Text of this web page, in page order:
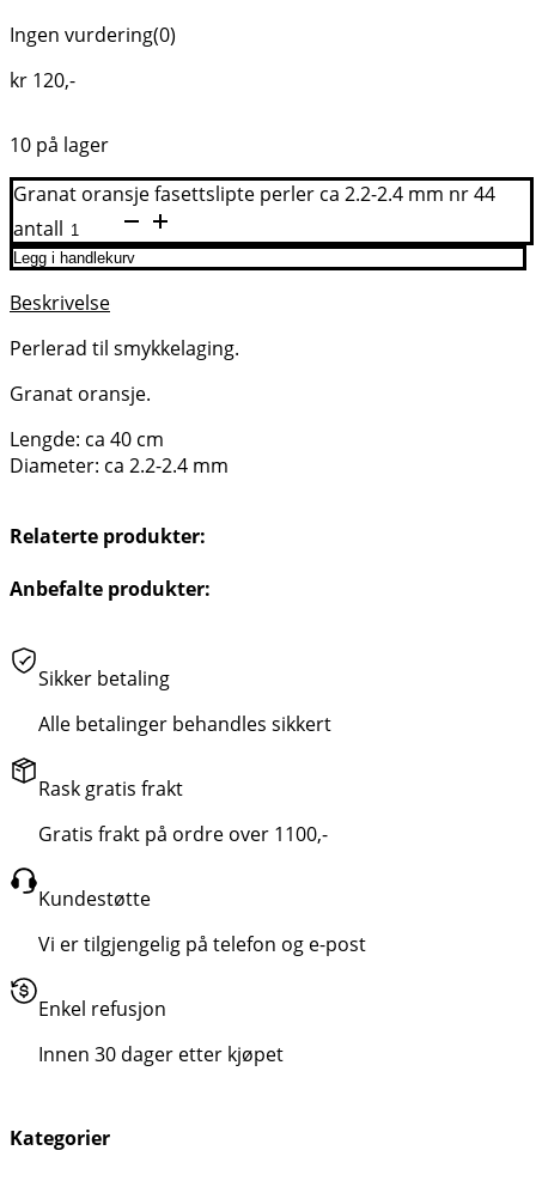
Ingen vurdering(0)
kr 120,-
10 på lager
Granat oransje fasettslipte perler ca 2.2-2.4 mm nr 44
antall
Legg i handlekurv
Beskrivelse
Perlerad til smykkelaging.
Granat oransje.
Lengde: ca 40 cm
Diameter: ca 2.2-2.4 mm
Relaterte produkter:
Anbefalte produkter:
Sikker betaling
Alle betalinger behandles sikkert
Rask gratis frakt
Gratis frakt på ordre over 1100,-
Kundestøtte
Vi er tilgjengelig på telefon og e-post
Enkel refusjon
Innen 30 dager etter kjøpet
Kategorier